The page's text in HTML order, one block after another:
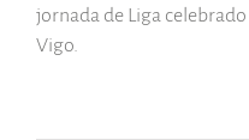
jornada de Liga
Vigo.